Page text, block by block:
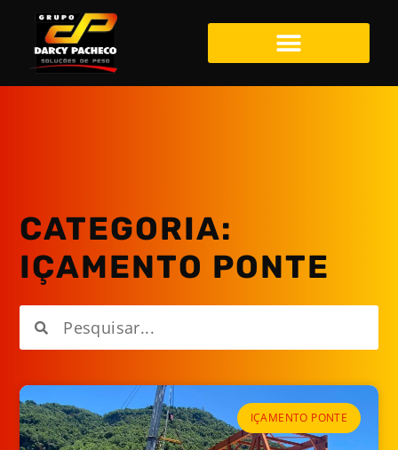
CATEGORIA:
IÇAMENTO PONTE
IÇAMENTO PONTE